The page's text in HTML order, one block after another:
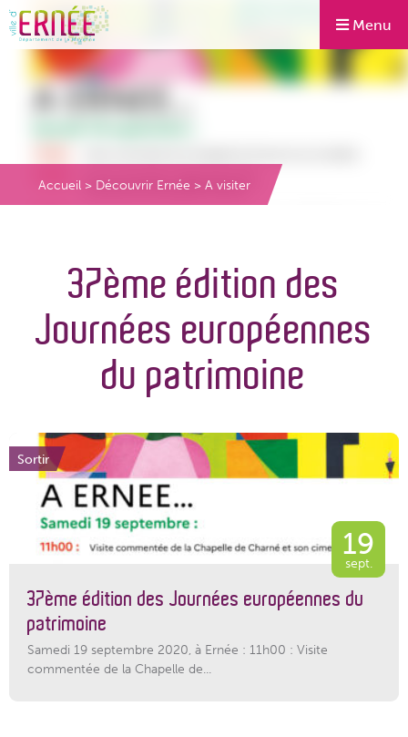
Menu
Accueil > Découvrir Ernée > A visiter
37ème édition des
Journées européennes
du patrimoine
Sortir
19
sept.
37ème édition des Journées européennes du
patrimoine
Samedi 19 septembre 2020, à Ernée : 11h00 : Visite
commentée de la Chapelle de...